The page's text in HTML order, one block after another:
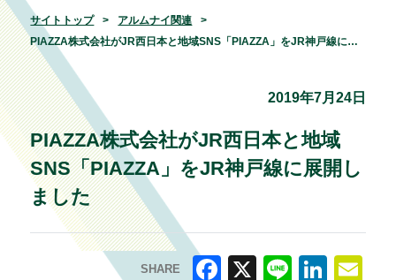
サイトトップ
アルムナイ関連
PIAZZA株式会社がJR西日本と地域SNS「PIAZZA」をJR神戸線に展開しました
2019年7月24日
PIAZZA株式会社がJR西日本と地域
SNS「PIAZZA」をJR神戸線に展開し
ました
SHARE